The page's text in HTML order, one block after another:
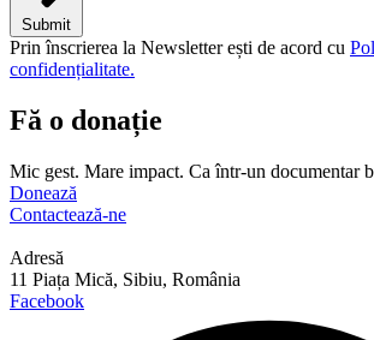
Submit
Prin înscrierea la Newsletter ești de acord cu
confidențialitate.
Fă o donație
Mic gest. Mare impact. Ca într-un documentar
Donează
Contactează-ne
Adresă
11 Piața Mică, Sibiu, România
Facebook